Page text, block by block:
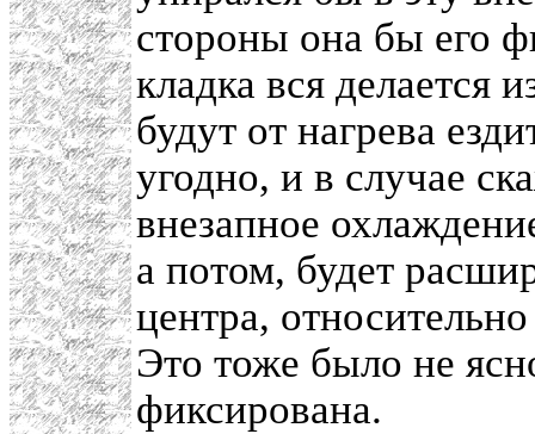
стороны она бы его
кладка вся делается
будут от нагрева
угодно, и в случае
внезапное
а потом, будет
центра,
Это тоже было не
фиксирована.